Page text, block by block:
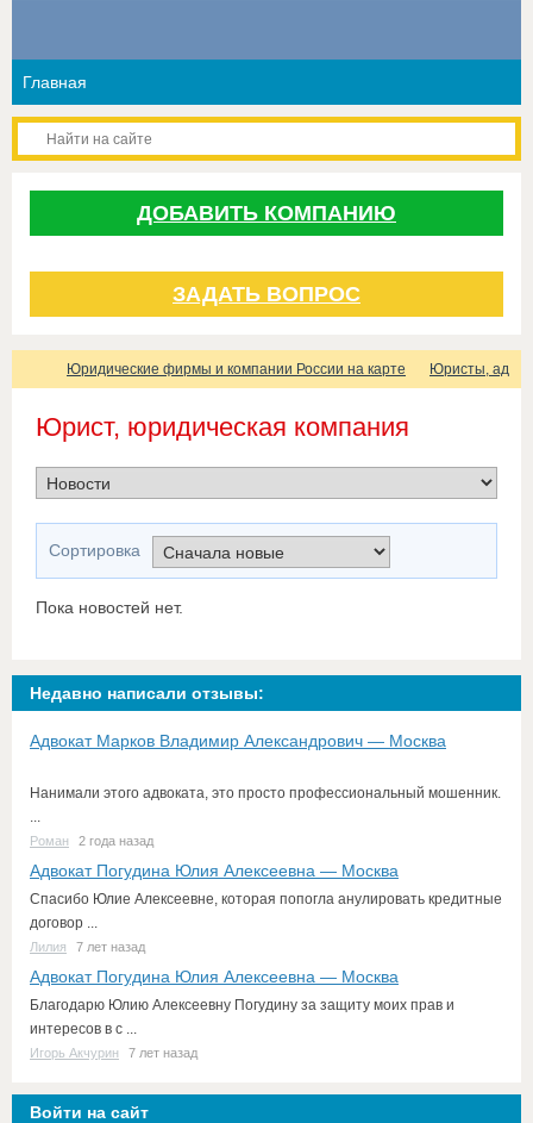
ДОБАВИТЬ КОМПАНИЮ
ЗАДАТЬ ВОПРОС
Юридические фирмы и компании России на карте Юристы,
Юрист, юридическая компания
Сортировка
Пока новостей нет.
Недавно написали отзывы:
Адвокат Марков Владимир Александрович — Москва
Нанимали этого адвоката, это просто профессиональный мошенник.
...
Роман 2 года назад
Адвокат Погудина Юлия Алексеевна — Москва
Спасибо Юлие Алексеевне, которая попогла анулировать кредитные
договор ...
Лилия 7 лет назад
Адвокат Погудина Юлия Алексеевна — Москва
Благодарю Юлию Алексеевну Погудину за защиту моих прав и
интересов в с ...
Игорь Акчурин 7 лет назад
Войти на сайт